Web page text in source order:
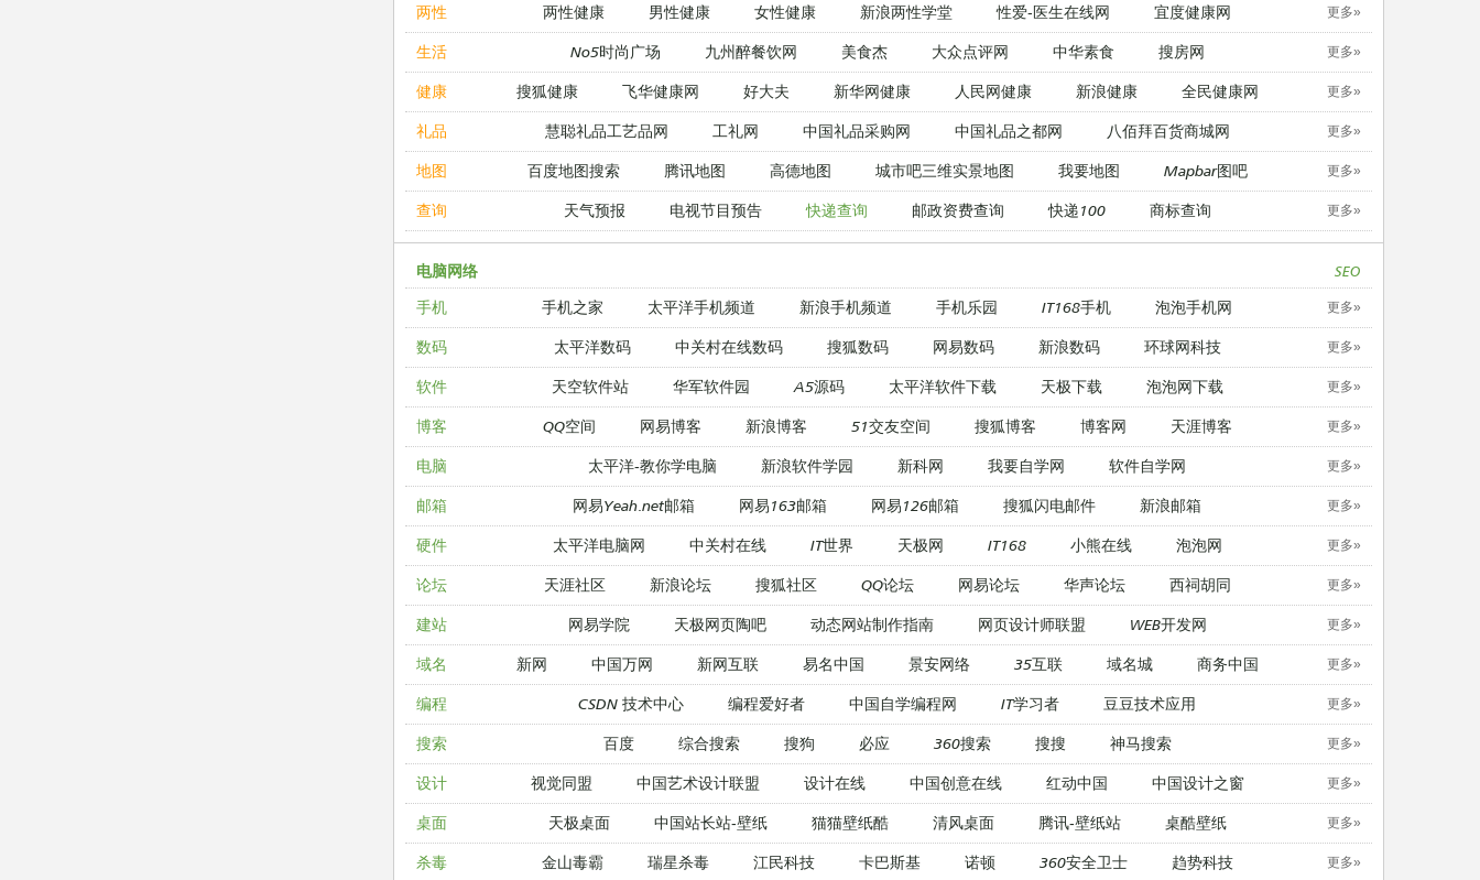
两性 两性健康 男性健康 女性健康 新浪两性学堂 性爱-医生在线网 宜度健康网 更多»
生活 No5时尚广场 九州醉餐饮网 美食杰 大众点评网 中华素食 搜房网 更多»
健康 搜狐健康 飞华健康网 好大夫 新华网健康 人民网健康 新浪健康 全民健康网 更多»
礼品 慧聪礼品工艺品网 工礼网 中国礼品采购网 中国礼品之都网 八佰拜百货商城网 更多»
地图 百度地图搜索 腾讯地图 高德地图 城市吧三维实景地图 我要地图 Mapbar图吧 更多»
查询 天气预报 电视节目预告 快递查询 邮政资费查询 快递100 商标查询 更多»
SEO
电脑网络
手机
手机之家 太平洋手机频道 新浪手机频道 手机乐园 IT168手机 泡泡手机网 更多»
数码 太平洋数码 中关村在线数码 搜狐数码 网易数码 新浪数码 环球网科技 更多»
软件 天空软件站 华军软件园 A5源码 太平洋软件下载 天极下载 泡泡网下载 更多»
博客 QQ空间 网易博客 新浪博客 51交友空间 搜狐博客 博客网 天涯博客 更多»
电脑 太平洋-教你学电脑 新浪软件学园 新科网 我要自学网 软件自学网 更多»
邮箱 网易Yeah.net邮箱 网易163邮箱 网易126邮箱 搜狐闪电邮件 新浪邮箱 更多»
硬件 太平洋电脑网 中关村在线 IT世界 天极网 IT168 小熊在线 泡泡网 更多»
论坛 天涯社区 新浪论坛 搜狐社区 QQ论坛 网易论坛 华声论坛 西祠胡同 更多»
建站 网易学院 天极网页陶吧 动态网站制作指南 网页设计师联盟 WEB开发网 更多»
域名 新网 中国万网 新网互联 易名中国 景安网络 35互联 域名城 商务中国 更多»
编程 CSDN 技术中心 编程爱好者 中国自学编程网 IT学习者 豆豆技术应用 更多»
搜索 百度 综合搜索 搜狗 必应 360搜索 搜搜 神马搜索 更多»
设计 视觉同盟 中国艺术设计联盟 设计在线 中国创意在线 红动中国 中国设计之窗 更多»
桌面 天极桌面 中国站长站-壁纸 猫猫壁纸酷 清风桌面 腾讯-壁纸站 桌酷壁纸 更多»
杀毒 金山毒霸 瑞星杀毒 江民科技 卡巴斯基 诺顿 360安全卫士 趋势科技 更多»